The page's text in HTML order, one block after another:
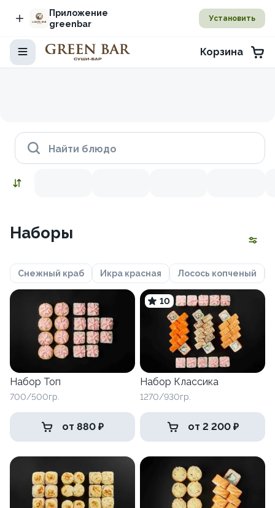
Приложение
greenbar
Установить
Корзина
Найти блюдо
Наборы
Снежный краб Икра красная Лосось копченый
Набор Топ
700/500гр.
от 880 ₽
10
Набор Классика
1270/930гр.
от 2 200 ₽